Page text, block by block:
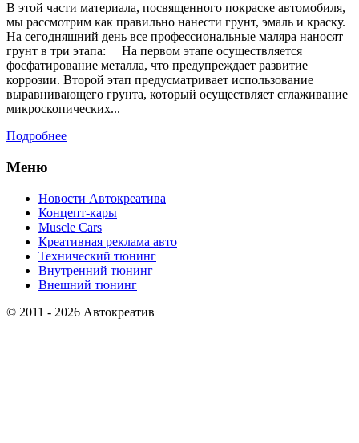
В этой части материала, посвященного покраске автомобиля,
мы рассмотрим как правильно нанести грунт, эмаль и краску.
На сегодняшний день все профессиональные маляра наносят
грунт в три этапа: На первом этапе осуществляется
фосфатирование металла, что предупреждает развитие
коррозии. Второй этап предусматривает использование
выравнивающего грунта, который осуществляет сглаживание
микроскопических...
Подробнее
Меню
Новости Автокреатива
Концепт-кары
Muscle Cars
Креативная реклама авто
Технический тюнинг
Внутренний тюнинг
Внешний тюнинг
© 2011 - 2026 Автокреатив